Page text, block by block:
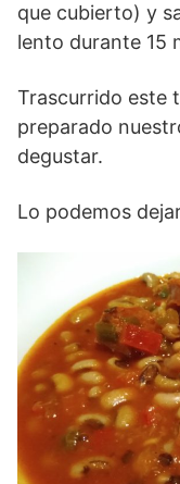
que cubierto) y
lento durante 15
Trascurrido este
preparado
degustar.
Lo podemos